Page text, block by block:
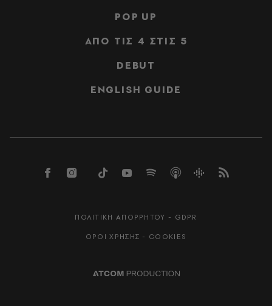
POP UP
ΑΠΟ ΤΙΣ 4 ΣΤΙΣ 5
DEBUT
ENGLISH GUIDE
ΠΟΛΙΤΙΚΗ ΑΠΟΡΡΗΤΟΥ - GDPR
ΟΡΟΙ ΧΡΗΣΗΣ - COOKIES